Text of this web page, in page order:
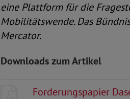
eine Plattform für die
Mobilitätswende. Das
Mercator.
Downloads zum Artikel
Forderungspapier